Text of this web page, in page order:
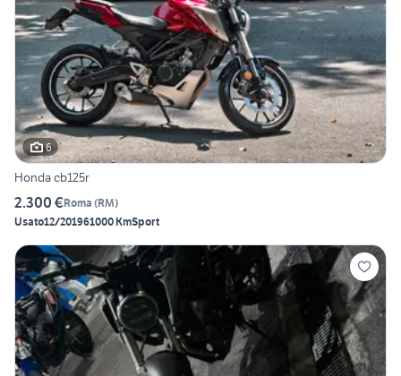
6
Honda cb125r
2.300 €Roma (RM)
Usato12/201961000 KmSport